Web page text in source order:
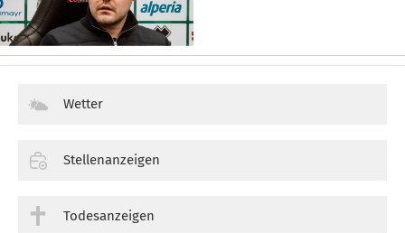
Wetter
Stellenanzeigen
Todesanzeigen